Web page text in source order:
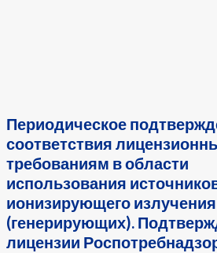
Периодическое
соответствия
требованиям в области
использования
ионизирующего излучения
(генерирующих).
лицензии